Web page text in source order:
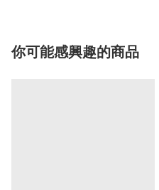
你可能感興趣的商品